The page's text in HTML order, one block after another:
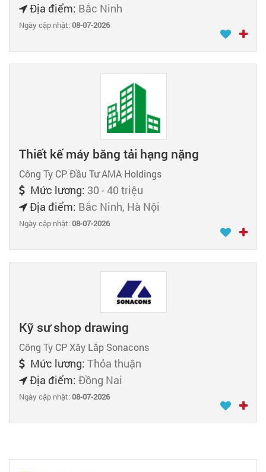
Địa điểm: Bắc Ninh
Ngày cập nhật:08-07-2026
Thiết kế máy băng tải hạng nặng
Công Ty CP Đầu Tư AMA Holdings
Mức lương: 30 - 40 triệu
Địa điểm: Bắc Ninh, Hà Nội
Ngày cập nhật:08-07-2026
Kỹ sư shop drawing
Công Ty CP Xây Lắp Sonacons
Mức lương: Thỏa thuận
Địa điểm: Đồng Nai
Ngày cập nhật:08-07-2026